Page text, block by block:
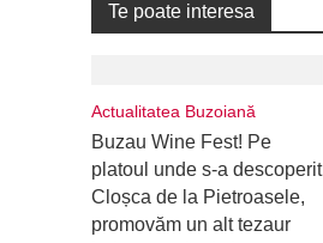
Te poate interesa
Actualitatea Buzoiană
Buzau Wine Fest! Pe
platoul unde s-a descoperit
Cloșca de la Pietroasele,
promovăm un alt tezaur